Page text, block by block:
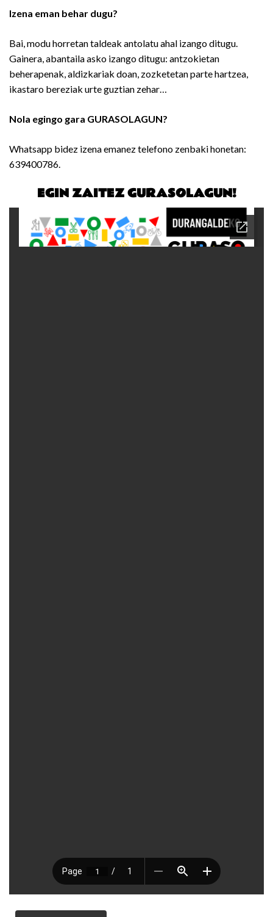
Izena eman behar dugu?
Bai, modu horretan taldeak antolatu ahal izango ditugu.
Gainera, abantaila asko izango ditugu: antzokietan
beherapenak, aldizkariak doan, zozketetan parte hartzea,
ikastaro bereziak urte guztian zehar…
Nola egingo gara GURASOLAGUN?
Whatsapp bidez izena emanez telefono zenbaki honetan:
639400786.
EGIN ZAITEZ GURASOLAGUN!